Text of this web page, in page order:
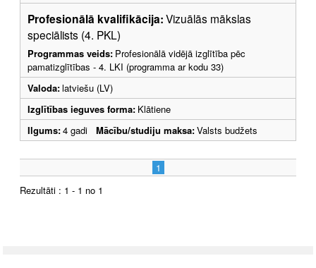
Profesionālā kvalifikācija:Vizuālās mākslas
speciālists (4. PKL)
Programmas veids: Profesionālā vidējā izglītība pēc
pamatizglītības - 4. LKI (programma ar kodu 33)
Valoda:latviešu (LV)
Izglītības ieguves forma: Klātiene
Ilgums:4 gadi Mācību/studiju maksa:Valsts budžets
1
Rezultāti : 1 - 1 no 1